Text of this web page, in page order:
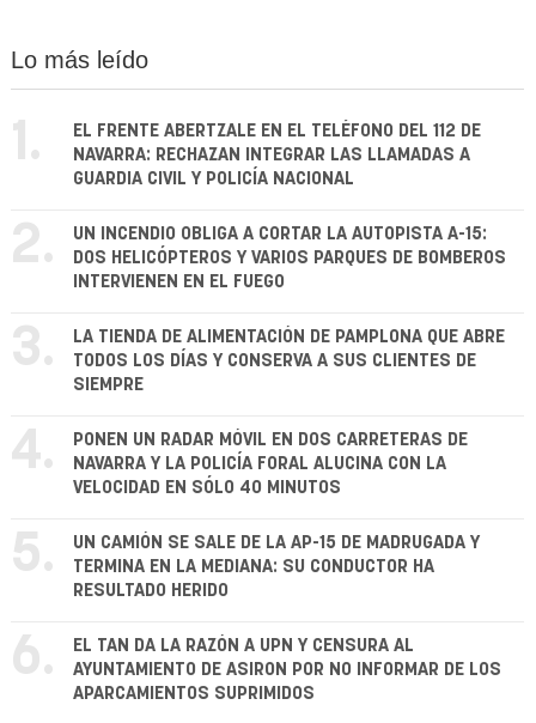
Lo más leído
1.
EL FRENTE ABERTZALE EN EL TELÉFONO DEL 112 DE
NAVARRA: RECHAZAN INTEGRAR LAS LLAMADAS A
GUARDIA CIVIL Y POLICÍA NACIONAL
2.
UN INCENDIO OBLIGA A CORTAR LA AUTOPISTA A-15:
DOS HELICÓPTEROS Y VARIOS PARQUES DE BOMBEROS
INTERVIENEN EN EL FUEGO
3.
LA TIENDA DE ALIMENTACIÓN DE PAMPLONA QUE ABRE
TODOS LOS DÍAS Y CONSERVA A SUS CLIENTES DE
SIEMPRE
4.
PONEN UN RADAR MÓVIL EN DOS CARRETERAS DE
NAVARRA Y LA POLICÍA FORAL ALUCINA CON LA
VELOCIDAD EN SÓLO 40 MINUTOS
5.
UN CAMIÓN SE SALE DE LA AP-15 DE MADRUGADA Y
TERMINA EN LA MEDIANA: SU CONDUCTOR HA
RESULTADO HERIDO
6.
EL TAN DA LA RAZÓN A UPN Y CENSURA AL
AYUNTAMIENTO DE ASIRON POR NO INFORMAR DE LOS
APARCAMIENTOS SUPRIMIDOS